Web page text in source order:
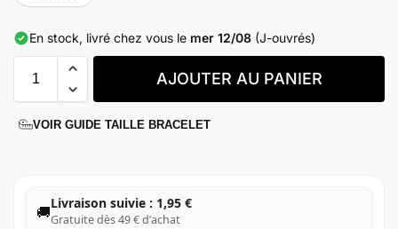
raffinée, parfaite pour celles qui apprécient le style original
et authentique.
Offrez-le avec la livraison gratuite pour un plaisir sans
compromis.
⏰Dépêchez-vous, il n’en reste plus que 1 en stock
Livré en 3 jours chez vous par colissimo
En stock, livré chez vous le mer 12/08 (J-ouvrés)
AJOUTER AU PANIER
VOIR GUIDE TAILLE BRACELET
🚚Livraison suivie : 1,95 €
Gratuite dès 49 € d’achat